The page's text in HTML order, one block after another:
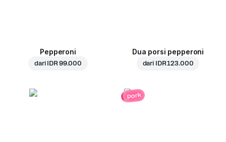
Pepperoni
dari IDR 99.000
Dua porsi pepperoni
dari IDR 123.000
pork